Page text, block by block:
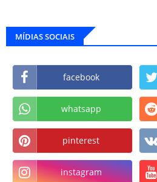
MÍDIAS SOCIAIS
facebook
whatsapp
pinterest
instagram